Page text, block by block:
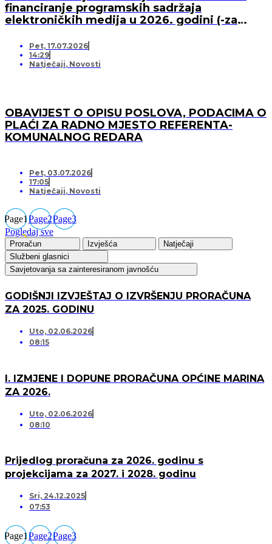
financiranje programskih sadržaja
elektroničkih medija u 2026. godini (-za
Pet, 17.07.2026
14:29
Natječaji, Novosti
OBAVIJEST O OPISU POSLOVA, PODACIMA O
PLAĆI ZA RADNO MJESTO REFERENTA-
KOMUNALNOG REDARA
Pet, 03.07.2026
17:05
Natječaji, Novosti
Page1Page2Page3
Pogledaj sve
Proračun Izvješća
Natječaji
Službeni glasnici
Savjetovanja sa zainteresiranom javnošću
GODIŠNJI IZVJEŠTAJ O IZVRŠENJU PRORAČUNA
ZA 2025. GODINU
Uto, 02.06.2026
08:15
I. IZMJENE I DOPUNE PRORAČUNA OPĆINE MARINA
ZA 2026.
Uto, 02.06.2026
08:10
Prijedlog proračuna za 2026. godinu s
projekcijama za 2027. i 2028. godinu
Sri, 24.12.2025
07:53
Page1Page2Page3